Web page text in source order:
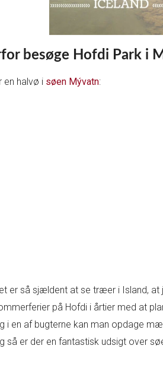
besøge Hofdi Park i
en halvø i søen Mývatn:
er så sjældent at se træer i Island, at
på Hofdi i årtier med at
i en af bugterne kan man opdage
så er der en fantastisk udsigt over